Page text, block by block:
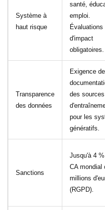
Système à
haut risque
santé,
emploi.
Évaluations
d'impact
obligatoires.
Transparence
des données
Exigence de
des sources
pour les
génératifs.
Sanctions
Jusqu'à 4
CA mondial
millions
(RGPD).